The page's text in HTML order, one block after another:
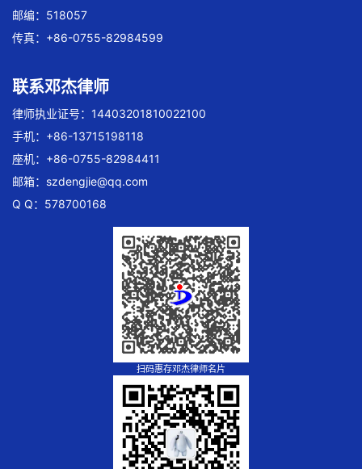
邮编：518057
传真：+86-0755-82984599
联系邓杰律师
律师执业证号：14403201810022100
手机：+86-13715198118
座机：+86-0755-82984411
邮箱： szdengjie@qq.com
Q Q：578700168
扫码惠存邓杰律师名片